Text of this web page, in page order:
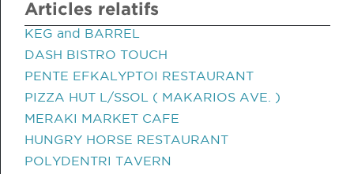
Articles relatifs
KEG and BARREL
DASH BISTRO TOUCH
PENTE EFKALYPTOI RESTAURANT
PIZZA HUT L/SSOL ( MAKARIOS AVE. )
MERAKI MARKET CAFE
HUNGRY HORSE RESTAURANT
POLYDENTRI TAVERN